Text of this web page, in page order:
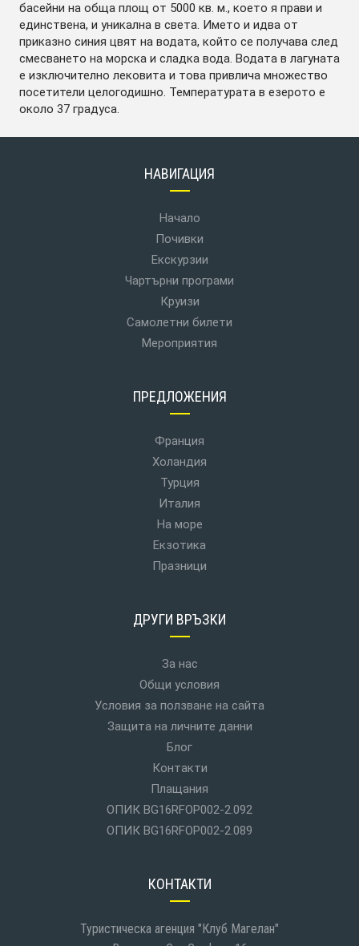
басейни на обща площ от 5000 кв. м., което я прави и
единствена, и уникална в света. Името и идва от
приказно синия цвят на водата, който се получава след
смесването на морска и сладка вода. Водата в лагуната
е изключително лековита и това привлича множество
посетители целогодишно. Температурата в езерото е
около 37 градуса.
НАВИГАЦИЯ
Начало
Почивки
Екскурзии
Чартърни програми
Круизи
Самолетни билети
Мероприятия
ПРЕДЛОЖЕНИЯ
Франция
Холандия
Турция
Италия
На море
Екзотика
Празници
ДРУГИ ВРЪЗКИ
За нас
Общи условия
Условия за ползване на сайта
Защита на личните данни
Блог
Контакти
Плащания
ОПИК BG16RFOP002-2.092
ОПИК BG16RFOP002-2.089
КОНТАКТИ
Туристическа агенция "Клуб Магелан"